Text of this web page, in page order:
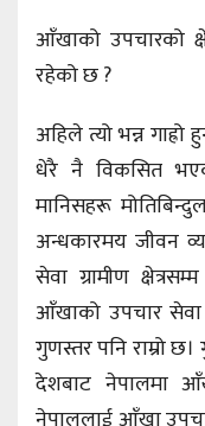
आँखाको उपचारको
रहेको छ ?
अहिले त्यो भन्न
धेरै नै विकसित
मानिसहरू
अन्धकारमय जीवन
सेवा ग्रामीण
आँखाको उपचार
गुणस्तर पनि राम्रो
देशबाट नेपालमा